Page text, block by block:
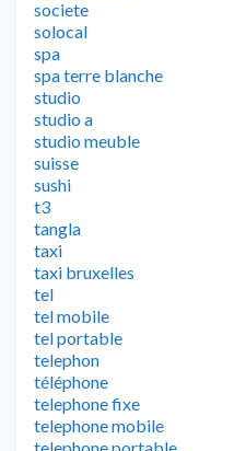
societe
solocal
spa
spa terre blanche
studio
studio a
studio meuble
suisse
sushi
t3
tangla
taxi
taxi bruxelles
tel
tel mobile
tel portable
telephon
téléphone
telephone fixe
telephone mobile